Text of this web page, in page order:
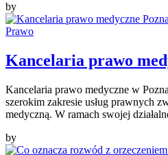
by
Prawo
Kancelaria prawo
Kancelaria prawo medyczne w
szerokim zakresie usług prawnych
medyczną. W ramach swojej
by